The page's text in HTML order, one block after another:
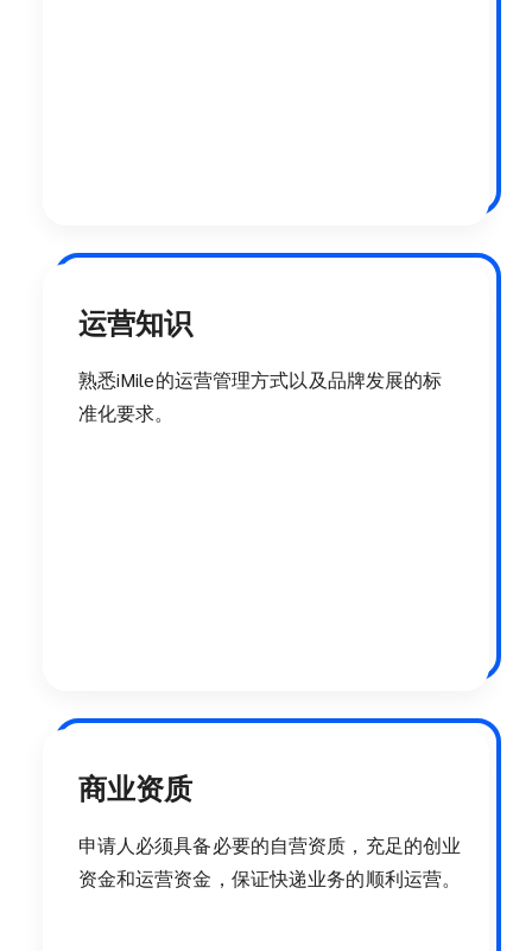
运营知识
熟悉iMile的运营管理方式以及品牌发展的标
准化要求。
商业资质
申请人必须具备必要的自营资质，充足的创业
资金和运营资金，保证快递业务的顺利运营。